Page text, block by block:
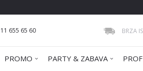
11 655 65 60 BRZA
PROMO PARTY & ZABAVA